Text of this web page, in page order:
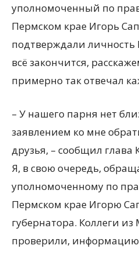
уполномоченный по
Пермском крае Игорь
подтверждали личность
всё закончится,
примерно так отвечал
– У нашего парня нет
заявлением ко мне
друзья, – сообщил глава
Я, в свою очередь,
уполномоченному по
Пермском крае Игорю
губернатора. Коллеги
проверили,